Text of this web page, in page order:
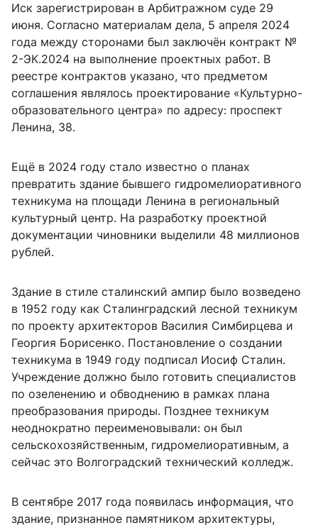
Иск зарегистрирован в Арбитражном суде 29
июня. Согласно материалам дела, 5 апреля 2024
года между сторонами был заключён контракт №
2-ЭК.2024 на выполнение проектных работ. В
реестре контрактов указано, что предметом
соглашения являлось проектирование «Культурно-
образовательного центра» по адресу: проспект
Ленина, 38.
Ещё в 2024 году стало известно о планах
превратить здание бывшего гидромелиоративного
техникума на площади Ленина в региональный
культурный центр. На разработку проектной
документации чиновники выделили 48 миллионов
рублей.
Здание в стиле сталинский ампир было возведено
в 1952 году как Сталинградский лесной техникум
по проекту архитекторов Василия Симбирцева и
Георгия Борисенко. Постановление о создании
техникума в 1949 году подписал Иосиф Сталин.
Учреждение должно было готовить специалистов
по озеленению и обводнению в рамках плана
преобразования природы. Позднее техникум
неоднократно переименовывали: он был
сельскохозяйственным, гидромелиоративным, а
сейчас это Волгоградский технический колледж.
В сентябре 2017 года появилась информация, что
здание, признанное памятником архитектуры,